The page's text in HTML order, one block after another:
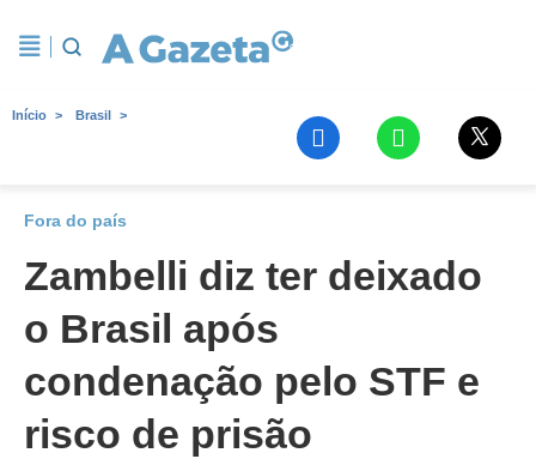
Início Brasil
Fora do país
Zambelli diz ter deixado
o Brasil após
condenação pelo STF e
risco de prisão